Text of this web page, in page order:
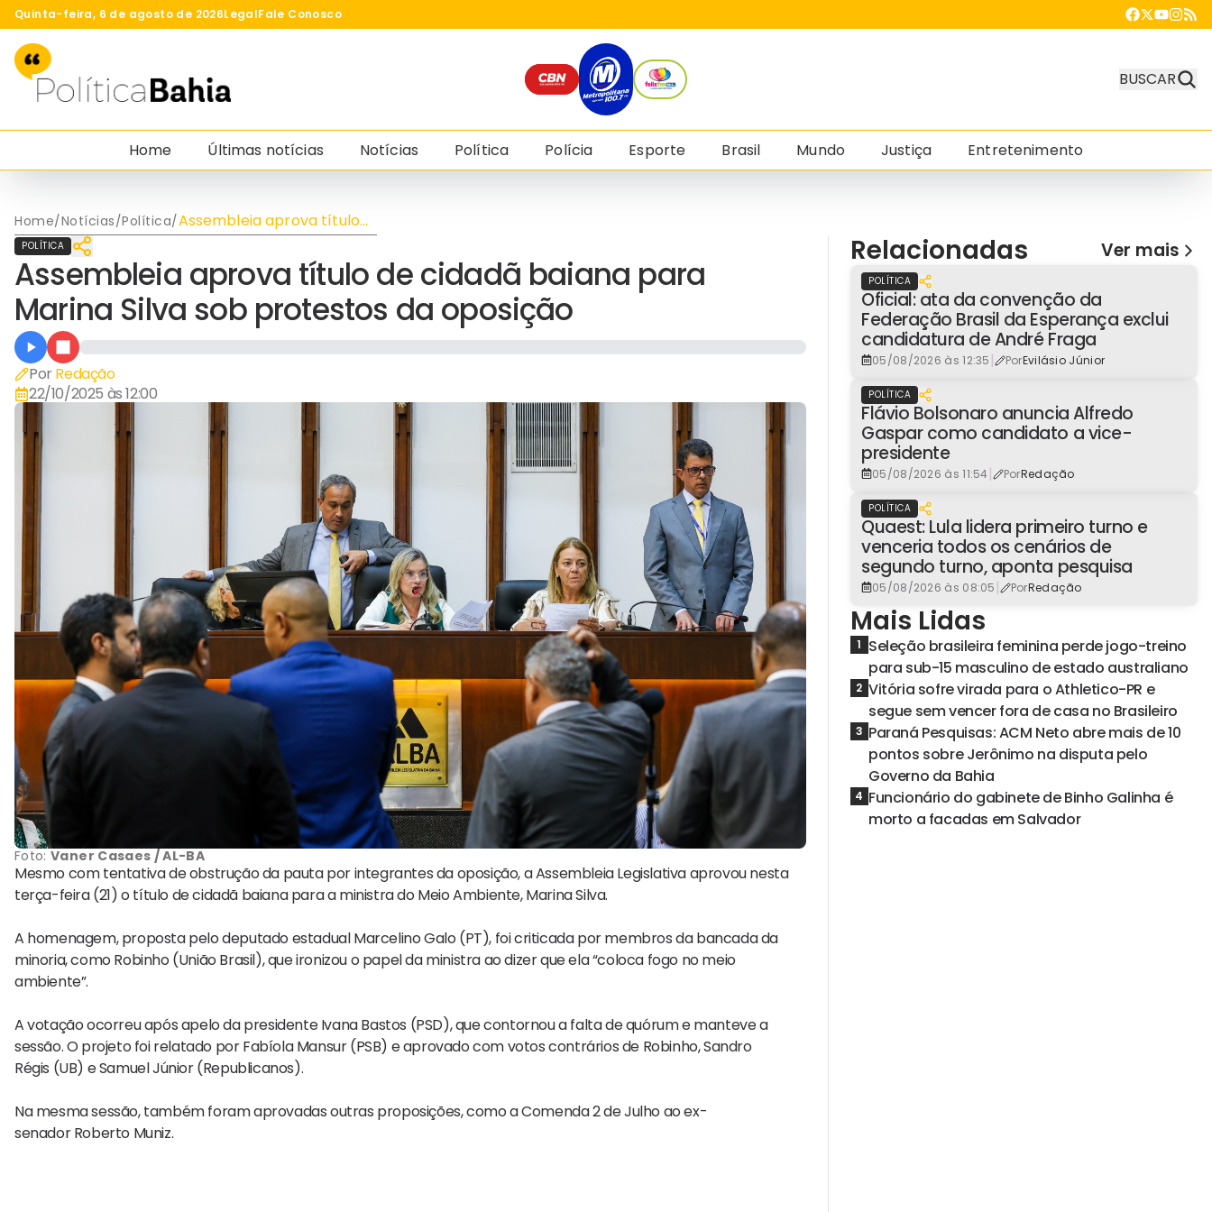
Quinta-feira, 6 de agosto de 2026LegalFale Conosco
BUSCAR
Home Últimas notícias Notícias Política Polícia Esporte Brasil Mundo Justiça Entretenimento
Home/Notícias/Política/Assembleia aprova título
de cidadã baiana para
da oposição
POLÍTICA
Assembleia aprova título de cidadã baiana para
Marina Silva sob protestos da oposição
Por Redação
22/10/2025 às 12:00
Foto:Vaner Casaes / AL-BA
Mesmo com tentativa de obstrução da pauta por integrantes da oposição, a Assembleia Legislativa aprovou nesta
terça-feira (21) o título de cidadã baiana para a ministra do Meio Ambiente, Marina Silva.
A homenagem, proposta pelo deputado estadual Marcelino Galo (PT), foi criticada por membros da bancada da
minoria, como Robinho (União Brasil), que ironizou o papel da ministra ao dizer que ela “coloca fogo no meio
ambiente”.
A votação ocorreu após apelo da presidente Ivana Bastos (PSD), que contornou a falta de quórum e manteve a
sessão. O projeto foi relatado por Fabíola Mansur (PSB) e aprovado com votos contrários de Robinho, Sandro
Régis (UB) e Samuel Júnior (Republicanos).
Na mesma sessão, também foram aprovadas outras proposições, como a Comenda 2 de Julho ao ex-
senador Roberto Muniz.
Relacionadas Ver mais
POLÍTICA
Oficial: ata da convenção da
Federação Brasil da Esperança exclui
candidatura de André Fraga
05/08/2026 às 12:35 | PorEvilásio Júnior
POLÍTICA
Flávio Bolsonaro anuncia Alfredo
Gaspar como candidato a vice-
presidente
05/08/2026 às 11:54 | PorRedação
POLÍTICA
Quaest: Lula lidera primeiro turno e
venceria todos os cenários de
segundo turno, aponta pesquisa
05/08/2026 às 08:05 | PorRedação
Mais Lidas
1 Seleção brasileira feminina perde jogo-treino
para sub-15 masculino de estado australiano
2 Vitória sofre virada para o Athletico-PR e
segue sem vencer fora de casa no Brasileiro
3 Paraná Pesquisas: ACM Neto abre mais de 10
pontos sobre Jerônimo na disputa pelo
Governo da Bahia
4 Funcionário do gabinete de Binho Galinha é
morto a facadas em Salvador